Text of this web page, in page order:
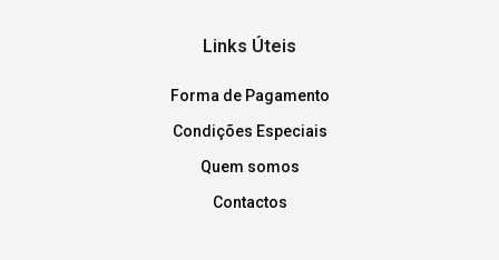
Links Úteis
Forma de Pagamento
Condições Especiais
Quem somos
Contactos